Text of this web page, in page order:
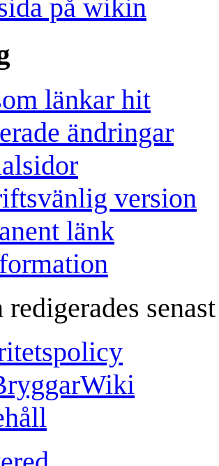
på wikin
länkar hit
ändringar
version
länk
redigerades